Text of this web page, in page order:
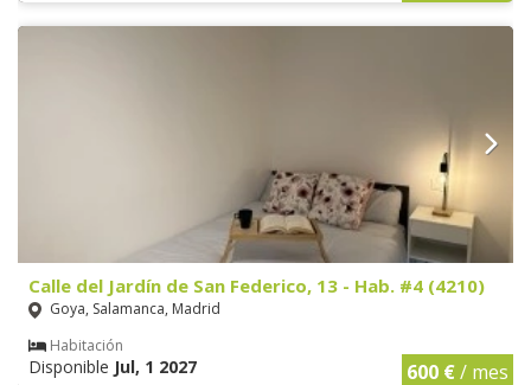
Calle del Jardín de San Federico, 13 - Hab. #4 (4210)
Goya, Salamanca, Madrid
Habitación
Disponible Jul, 1 2027 600 €/ mes